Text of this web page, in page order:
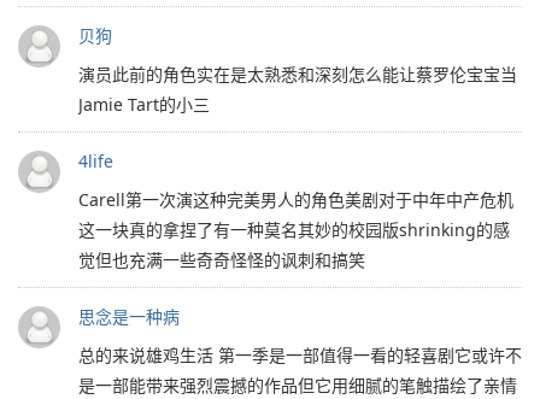
贝狗
演员此前的角色实在是太熟悉和深刻怎么能让蔡罗伦宝宝当
Jamie Tart的小三
4life
Carell第一次演这种完美男人的角色美剧对于中年中产危机
这一块真的拿捏了有一种莫名其妙的校园版shrinking的感
觉但也充满一些奇奇怪怪的讽刺和搞笑
思念是一种病
总的来说雄鸡生活 第一季是一部值得一看的轻喜剧它或许不
是一部能带来强烈震撼的作品但它用细腻的笔触描绘了亲情